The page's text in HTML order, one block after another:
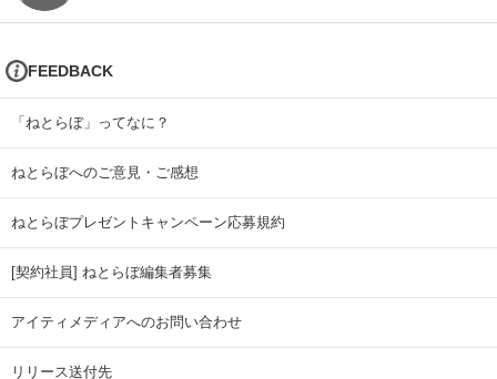
FEEDBACK
「ねとらぼ」ってなに？
ねとらぼへのご意見・ご感想
ねとらぼプレゼントキャンペーン応募規約
[契約社員] ねとらぼ編集者募集
アイティメディアへのお問い合わせ
リリース送付先